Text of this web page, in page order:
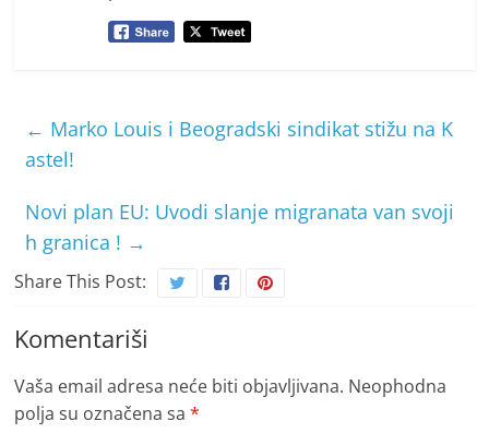
← Marko Louis i Beogradski sindikat stižu na K
astel!
Novi plan EU: Uvodi slanje migranata van svoji
h granica ! →
Share This Post:
Komentariši
Vaša email adresa neće biti objavljivana. Neophodna
polja su označena sa*